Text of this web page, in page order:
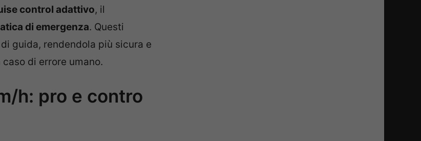
control adattivo, il
di emergenza. Questi
guida, rendendola più sicura e
di errore umano.
h: pro e contro